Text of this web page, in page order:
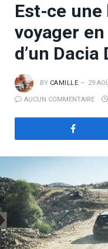
Est-ce une
voyager
d’un Dacia
BY CAMILLE 29
AUCUN COMMENTAIRE